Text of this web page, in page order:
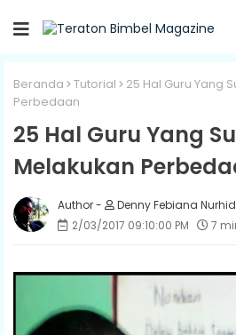
Beranda Tutorial
25 Hal Guru Yang
Perbedaan
25 Hal Guru Yang
Melakukan
Denny Febiana
2/03/2017 09:10:00 PM
7